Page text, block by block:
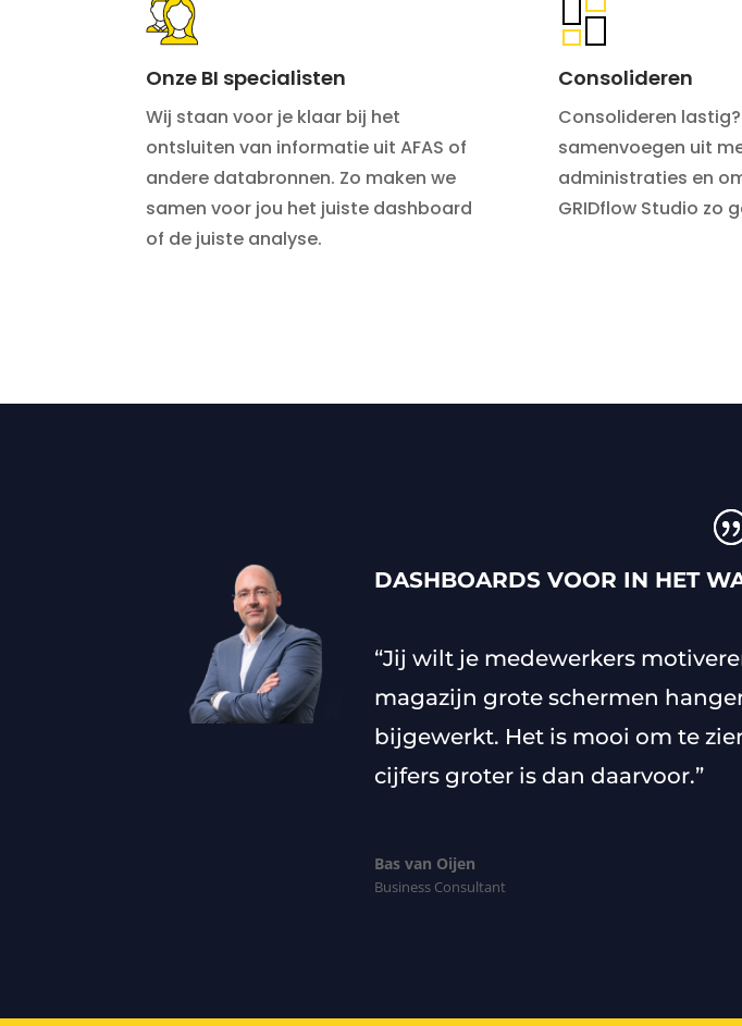
Onze BI specialisten
Wij staan voor je klaar bij het
ontsluiten van informatie uit AFAS of
andere databronnen. Zo maken we
samen voor jou het juiste dashboard
of de juiste analyse.
Consolideren
Consolideren
samenvoegen uit
administraties en
GRIDflow Studio zo
DASHBOARDS VOOR IN HET
“Jij wilt je medewerkers
magazijn grote schermen
bijgewerkt. Het is mooi om te
cijfers groter is dan daarvoor.”
Bas van Oijen
Business Consultant